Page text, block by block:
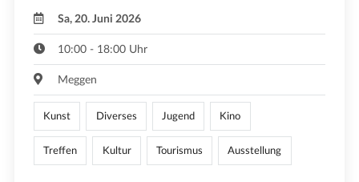
Sa, 20. Juni 2026
10:00 - 18:00 Uhr
Meggen
Kunst Diverses Jugend Kino
Treffen Kultur Tourismus Ausstellung